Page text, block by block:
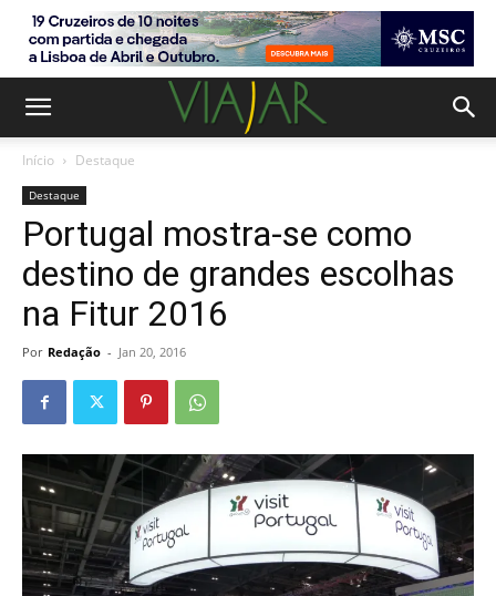
Início Destaque
Destaque
Portugal mostra-se como
destino de grandes escolhas
na Fitur 2016
Por Redação - Jan 20, 2016